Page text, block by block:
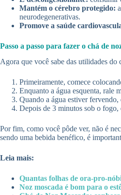
Mantém o cérebro protegido:
neurodegenerativas.
Promove a saúde
Passo a passo para fazer o chá de
Agora que você sabe das utilidades do
Primeiramente, comece
Enquanto a água esquenta, rale
Quando a água estiver fervendo,
Depois de 3 minutos sob o fogo,
Por fim, como você pôde ver, não é
sendo uma bebida benéfico, é
Leia mais:
Quantas folhas de ora-pro-
Noz moscada é bom para o